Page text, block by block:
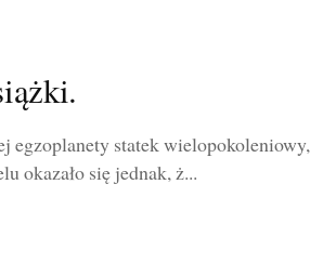
egzoplanety statek wielopokoleniowy,
okazało się jednak, ż...